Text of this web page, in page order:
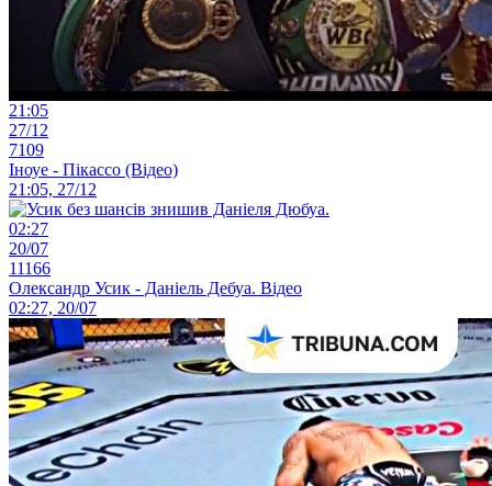
21:05
27/12
7109
Іноуе - Пікассо (Відео)
21:05, 27/12
02:27
20/07
11166
Олександр Усик - Даніель Дебуа. Відео
02:27, 20/07